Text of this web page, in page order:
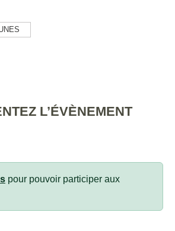
L’ÉVÈNEMENT
pour pouvoir participer aux